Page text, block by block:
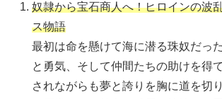
奴隷から宝石商人へ！ヒロインの波
ス物語
最初は命を懸けて海に潜る珠奴だっ
と勇気、そして仲間たちの助けを得
されながらも夢と誇りを胸に道を切